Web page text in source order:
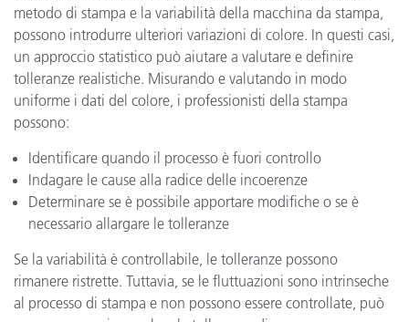
metodo di stampa e la variabilità della macchina da stampa,
possono introdurre ulteriori variazioni di colore. In questi casi,
un approccio statistico può aiutare a valutare e definire
tolleranze realistiche. Misurando e valutando in modo
uniforme i dati del colore, i professionisti della stampa
possono:
Identificare quando il processo è fuori controllo
Indagare le cause alla radice delle incoerenze
Determinare se è possibile apportare modifiche o se è
necessario allargare le tolleranze
Se la variabilità è controllabile, le tolleranze possono
rimanere ristrette. Tuttavia, se le fluttuazioni sono intrinseche
al processo di stampa e non possono essere controllate, può